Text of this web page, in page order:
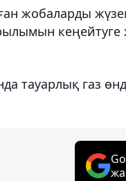
жобаларды
кеңейтуге
тауарлық газ